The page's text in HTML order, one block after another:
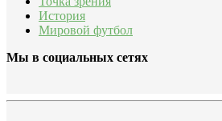
История
Мировой футбол
Мы в социальных сетях